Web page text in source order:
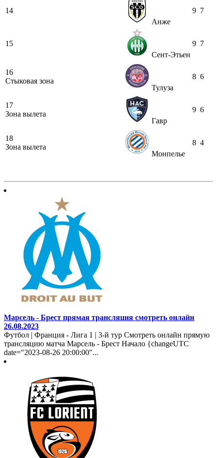
14
Анже
9 7
15
Сент-Этьен
9 7
16
Стыковая зона
Тулуза
8 6
17
Зона вылета
Гавр
9 6
18
Зона вылета
Монпелье
8 4
Марсель - Брест прямая трансляция смотреть онлайн
26.08.2023
Футбол | Франция - Лига 1 | 3-й тур Смотреть онлайн прямую
трансляцию матча Марсель - Брест Начало {changeUTC
date="2023-08-26 20:00:00"...